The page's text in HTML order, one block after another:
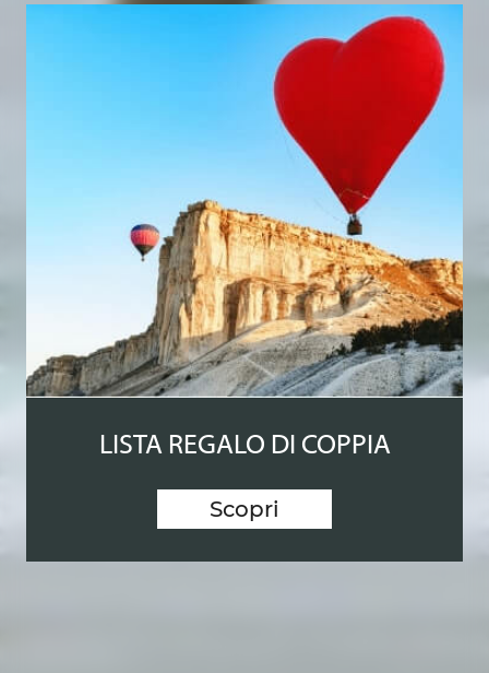
LISTA REGALO DI COPPIA
Scopri